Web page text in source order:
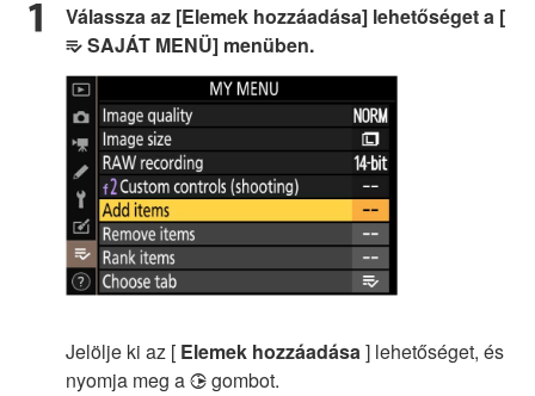
Válassza az [Elemek hozzáadása] lehetőséget a [
O SAJÁT MENÜ] menüben.
Jelölje ki az [ Elemek hozzáadása] lehetőséget, és
nyomja meg a 2 gombot.